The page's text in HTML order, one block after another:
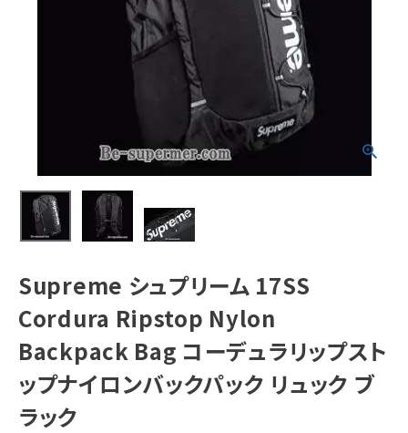
CATEGORY
Tシャツ・ロングスリーブ
ジャケット・アウター
キャップ・ハット
ニット帽・ビーニー
バックパック・リュック
Supreme シュプリーム 17SS
Cordura Ripstop Nylon
Backpack Bag コーデュラリップスト
ップナイロンバックパック リュック ブ
ラック